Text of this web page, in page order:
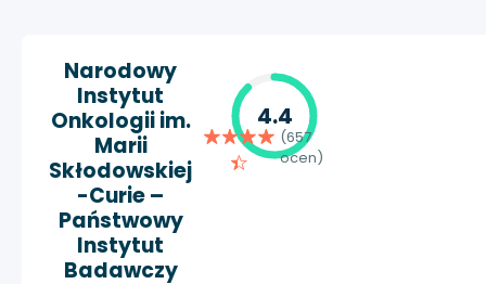
Narodowy
Instytut
Onkologii im.
Marii
Skłodowskiej
-Curie –
Państwowy
Instytut
Badawczy
4.4
(657
ocen)